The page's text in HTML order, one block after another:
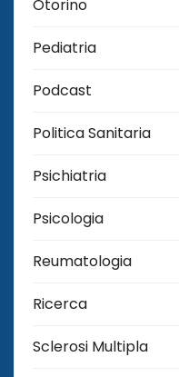
Otorino
Pediatria
Podcast
Politica Sanitaria
Psichiatria
Psicologia
Reumatologia
Ricerca
Sclerosi Multipla